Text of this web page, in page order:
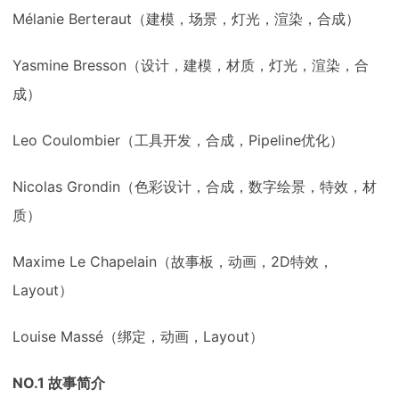
Mélanie Berteraut（建模，场景，灯光，渲染，合成）
Yasmine Bresson（设计，建模，材质，灯光，渲染，合
成）
Leo Coulombier（工具开发，合成，Pipeline优化）
Nicolas Grondin（色彩设计，合成，数字绘景，特效，材
质）
Maxime Le Chapelain（故事板，动画，2D特效，
Layout）
Louise Massé（绑定，动画，Layout）
NO.1 故事简介